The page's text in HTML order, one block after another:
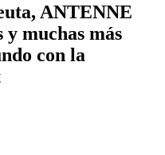
ANTENNE
muchas más
con la